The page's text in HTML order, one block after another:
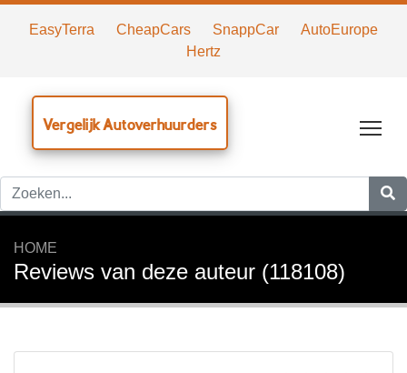
EasyTerra CheapCars SnappCar
AutoEurope
Hertz
Vergelijk Autoverhuurders
HOME
Reviews van deze auteur (118108)